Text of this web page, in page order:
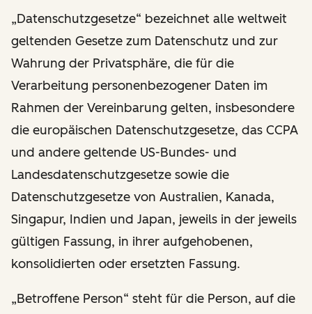
„Datenschutzgesetze“ bezeichnet alle weltweit
geltenden Gesetze zum Datenschutz und zur
Wahrung der Privatsphäre, die für die
Verarbeitung personenbezogener Daten im
Rahmen der Vereinbarung gelten, insbesondere
die europäischen Datenschutzgesetze, das CCPA
und andere geltende US-Bundes- und
Landesdatenschutzgesetze sowie die
Datenschutzgesetze von Australien, Kanada,
Singapur, Indien und Japan, jeweils in der jeweils
gültigen Fassung, in ihrer aufgehobenen,
konsolidierten oder ersetzten Fassung.
„Betroffene Person“ steht für die Person, auf die